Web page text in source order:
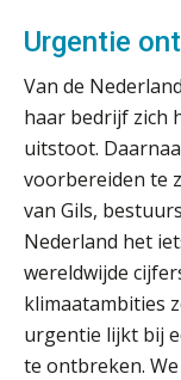
Urgentie
Van de
haar bedrijf zich
uitstoot.
voorbereiden te
van Gils,
Nederland het
wereldwijde
klimaatambities
urgentie lijkt bij
te ontbreken.